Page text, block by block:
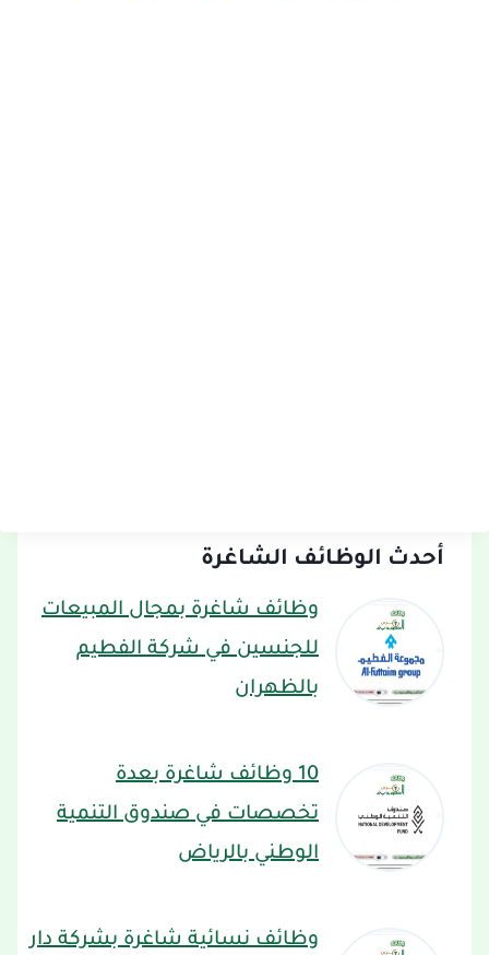
أحدث الوظائف الشاغرة
وظائف شاغرة بمجال المبيعات
للجنسين في شركة الفطيم
بالظهران
10 وظائف شاغرة بعدة
تخصصات في صندوق التنمية
الوطني بالرياض
وظائف نسائية شاغرة بشركة دار